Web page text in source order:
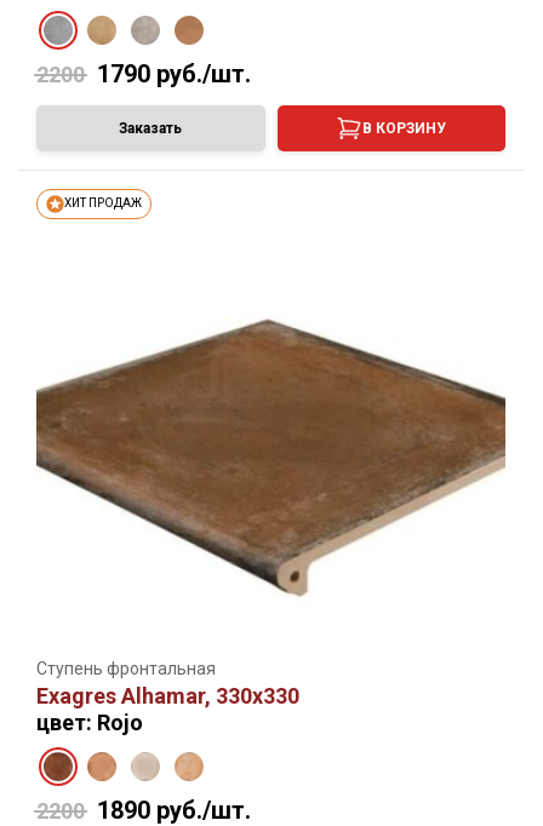
2200 1790 руб./шт.
Заказать В КОРЗИНУ
ХИТ ПРОДАЖ
Ступень фронтальная
Exagres Alhamar, 330х330
цвет: Rojo
2200 1890 руб./шт.